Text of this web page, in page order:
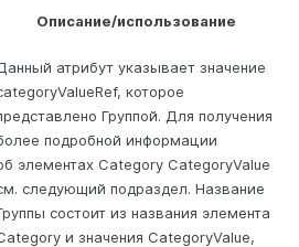
Описание/использование
атрибут указывает значение
которое
Группой. Для получения
подробной информации
элементах Category CategoryValue
следующий подраздел. Название
состоит из названия элемента
и значения CategoryValue,